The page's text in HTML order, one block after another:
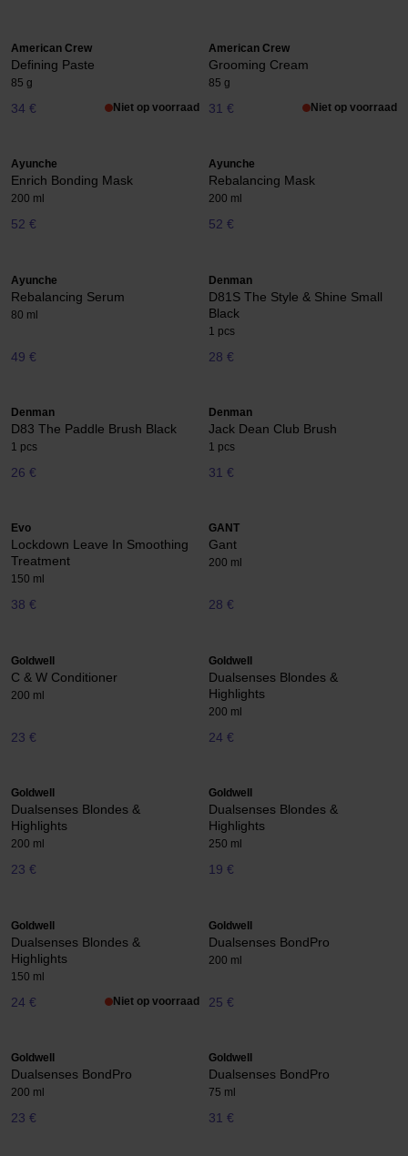
American Crew
Defining Paste
85 g
34 € Niet op voorraad
American Crew
Grooming Cream
85 g
31 € Niet op voorraad
Ayunche
Enrich Bonding Mask
200 ml
52 €
Ayunche
Rebalancing Mask
200 ml
52 €
Ayunche
Rebalancing Serum
80 ml
49 €
Denman
D81S The Style & Shine Small
Black
1 pcs
28 €
Denman
D83 The Paddle Brush Black
1 pcs
26 €
Denman
Jack Dean Club Brush
1 pcs
31 €
Evo
Lockdown Leave In Smoothing
Treatment
150 ml
38 €
GANT
Gant
200 ml
28 €
Goldwell
C & W Conditioner
200 ml
23 €
Goldwell
Dualsenses Blondes &
Highlights
200 ml
24 €
Goldwell
Dualsenses Blondes &
Highlights
200 ml
23 €
Goldwell
Dualsenses Blondes &
Highlights
250 ml
19 €
Goldwell
Dualsenses Blondes &
Highlights
150 ml
24 € Niet op voorraad
Goldwell
Dualsenses BondPro
200 ml
25 €
Goldwell
Dualsenses BondPro
200 ml
23 €
Goldwell
Dualsenses BondPro
75 ml
31 €